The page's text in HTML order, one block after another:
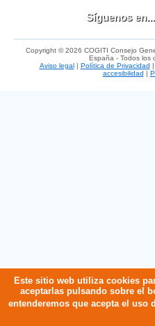
Este sitio web utiliza cookies
aceptarlas pulsando sobre el
entenderemos que acepta el uso
Síguenos en...
Copyright © 2026 COGITI Consejo
España - Todos los
Aviso legal| Política de Privacidad |
accesibilidad |